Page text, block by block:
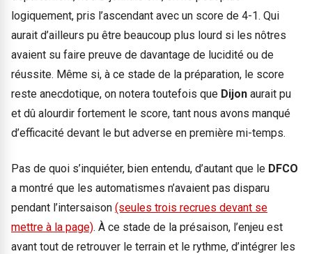
logiquement, pris l’ascendant avec un score de 4-1. Qui
aurait d’ailleurs pu être beaucoup plus lourd si les nôtres
avaient su faire preuve de davantage de lucidité ou de
réussite. Même si, à ce stade de la préparation, le score
reste anecdotique, on notera toutefois que Dijon aurait pu
et dû alourdir fortement le score, tant nous avons manqué
d’efficacité devant le but adverse en première mi-temps.
Pas de quoi s’inquiéter, bien entendu, d’autant que le DFCO
a montré que les automatismes n’avaient pas disparu
pendant l’intersaison (seules trois recrues devant se
mettre à la page). À ce stade de la présaison, l’enjeu est
avant tout de retrouver le terrain et le rythme, d’intégrer les